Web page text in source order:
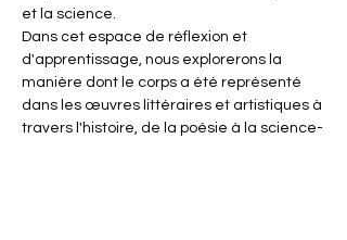
et la science.
Dans cet espace de réflexion et
d'apprentissage, nous explorerons la
manière dont le corps a été représenté
dans les œuvres littéraires et artistiques à
travers l'histoire, de la poésie à la science-